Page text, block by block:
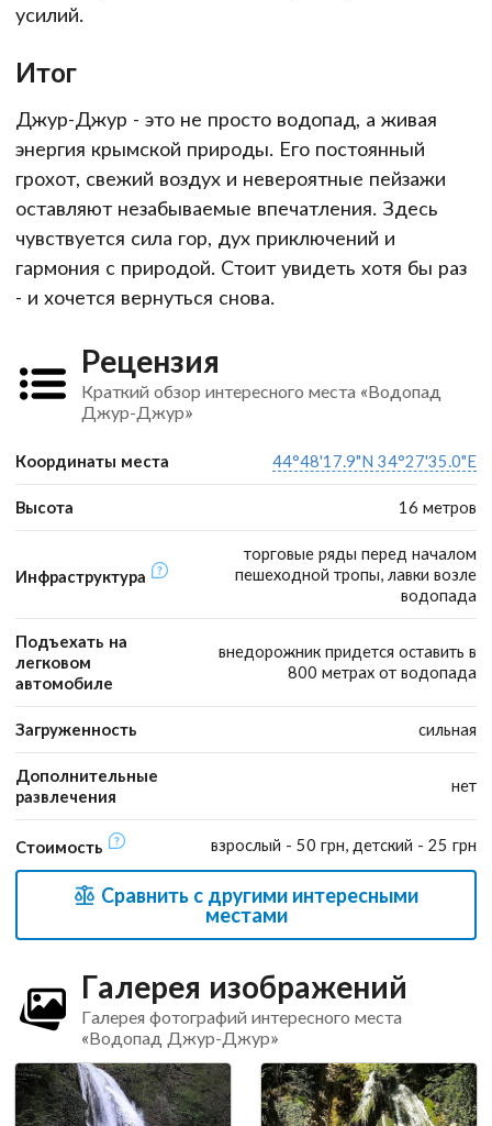
усилий.
Итог
Джур-Джур - это не просто водопад, а живая
энергия крымской природы. Его постоянный
грохот, свежий воздух и невероятные пейзажи
оставляют незабываемые впечатления. Здесь
чувствуется сила гор, дух приключений и
гармония с природой. Стоит увидеть хотя бы раз
- и хочется вернуться снова.
Рецензия
Краткий обзор интересного места «Водопад
Джур-Джур»
Координаты места 44°48'17.9"N 34°27'35.0"E
Высота 16 метров
Инфраструктура
торговые ряды перед началом
пешеходной тропы, лавки возле
водопада
Подъехать на
легковом
автомобиле
внедорожник придется оставить в
800 метрах от водопада
Загруженность сильная
Дополнительные
развлечения
нет
Стоимость взрослый - 50 грн, детский - 25 грн
Сравнить с другими интересными
местами
Галерея изображений
Галерея фотографий интересного места
«Водопад Джур-Джур»